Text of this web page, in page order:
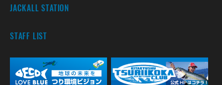
JACKALL STATION
STAFF LIST